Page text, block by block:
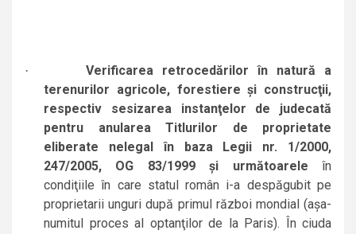
·
Verificarea retrocedărilor în natură a
terenurilor agricole, forestiere şi construcţii,
respectiv sesizarea instanţelor de judecată
pentru anularea Titlurilor de proprietate
eliberate nelegal în baza Legii nr. 1/2000,
247/2005, OG 83/1999 şi următoarele în
condiţiile în care statul român i-a despăgubit pe
proprietarii unguri după primul război mondial (aşa-
numitul proces al optanţilor de la Paris). În ciuda